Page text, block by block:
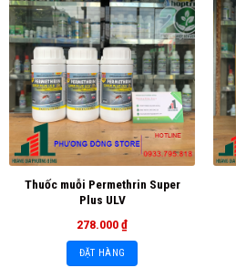
Thuốc muỗi Permethrin Super
Plus ULV
278.000₫
ĐẶT HÀNG